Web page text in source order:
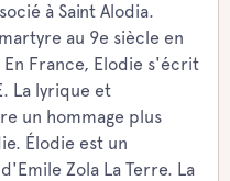
à Saint Alodia.
au 9e siècle en
En France, Elodie s'écrit
La lyrique et
un hommage plus
Élodie est un
Zola La Terre. La